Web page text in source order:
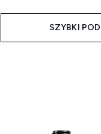
SZYBKI